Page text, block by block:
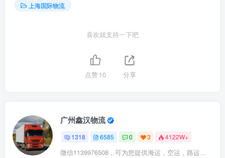
上海国际物流
喜欢就支持一下吧
点赞10 分享
广州鑫汉物流
1318 6585 0 3 4122W+
微信1139976508，可为您提供海运，空运，路运，铁路运输